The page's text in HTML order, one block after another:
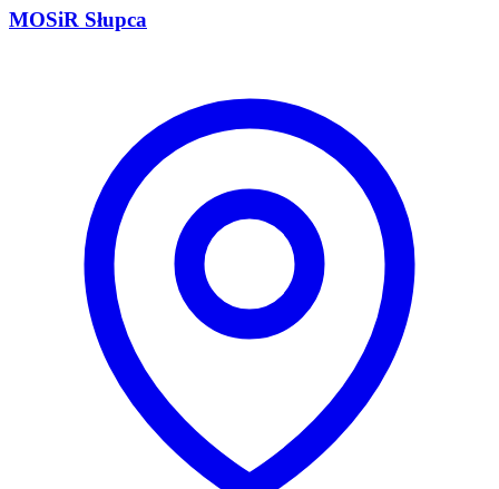
MOSiR Słupca